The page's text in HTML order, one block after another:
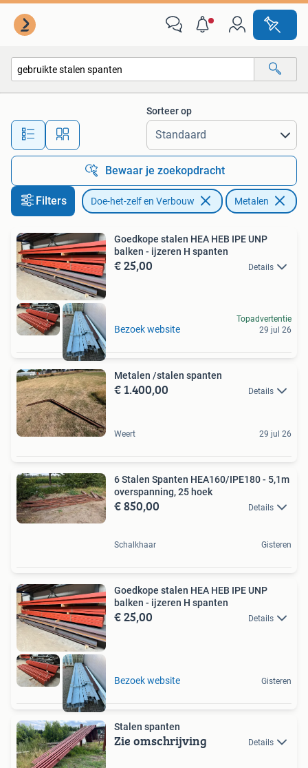
Alle afstanden…
Sorteer op
Bewaar je zoekopdracht
Filters Doe-het-zelf en Verbouw Metalen
Goedkope stalen HEA HEB IPE UNP
balken - ijzeren H spanten
€ 25,00 Details
Bezoek website
Topadvertentie
29 jul 26
Metalen /stalen spanten
€ 1.400,00 Details
Weert 29 jul 26
6 Stalen Spanten HEA160/IPE180 - 5,1m
overspanning, 25 hoek
€ 850,00 Details
Schalkhaar Gisteren
Goedkope stalen HEA HEB IPE UNP
balken - ijzeren H spanten
€ 25,00 Details
Bezoek website Gisteren
Stalen spanten
Zie omschrijving Details